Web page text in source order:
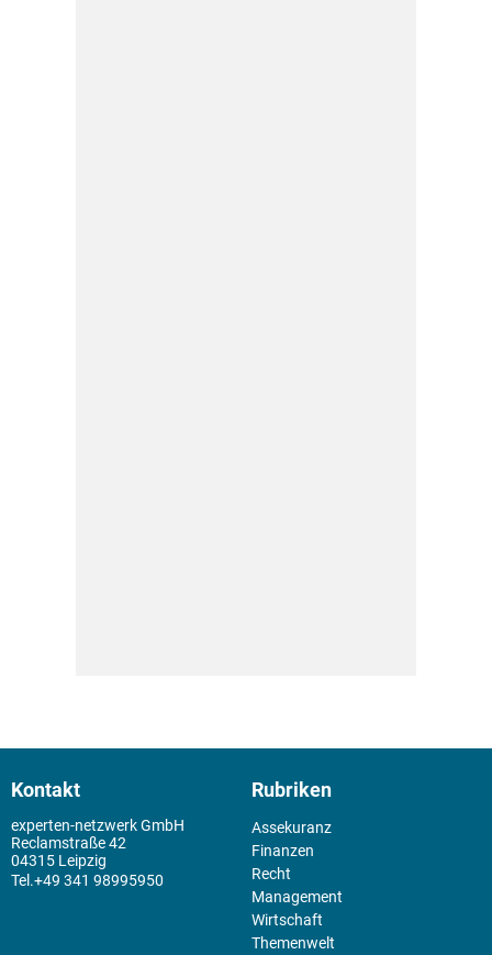
Kontakt
experten-netzwerk GmbH
Reclamstraße 42
04315 Leipzig
+49 341 98995950
Rubriken
Assekuranz
Finanzen
Recht
Management
Wirtschaft
Themenwelt